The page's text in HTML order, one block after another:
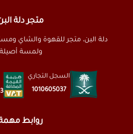
متجر دلة
دلة البن، متجر للقهوة والشاي
ولمسة أصيلة
السجل التجاري
1010605037
روابط